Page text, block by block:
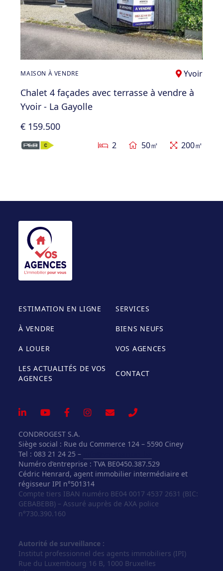
MAISON À VENDRE Yvoir
Chalet 4 façades avec terrasse à vendre à
Yvoir - La Gayolle
€ 159.500
2 50㎡ 200㎡
ESTIMATION EN LIGNE SERVICES
À VENDRE BIENS NEUFS
A LOUER VOS AGENCES
LES ACTUALITÉS DE VOS
AGENCES
CONTACT
CONDROGEST S.A.
Siège social : Rue du Commerce 124 – 5590 Ciney
Tel : 083 21 24 25 –
Numéro d’entreprise : TVA BE0450.387.529
Cédric Henrard, agent immobilier intermédiaire et
régisseur IPI n°501314
Compte tiers IBAN numéro BE04 0017 4537 2631 (BIC:
GEBABEBB) – Assuré auprès de AXA police
n°730.390.160
Autorité de surveillance :
Institut professionnel des agents immobiliers (IPI)
Rue du Luxembourg 16 B, 1000 Bruxelles